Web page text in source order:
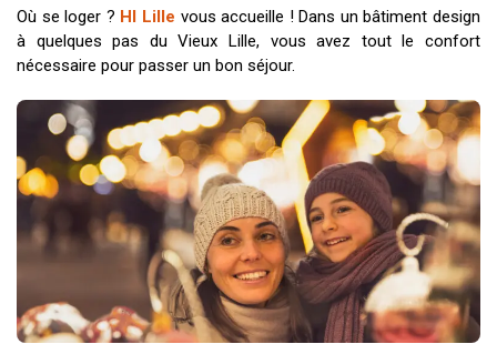
Où se loger ? HI Lille vous accueille ! Dans un bâtiment design
à quelques pas du Vieux Lille, vous avez tout le confort
nécessaire pour passer un bon séjour.